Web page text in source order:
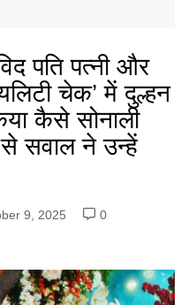
पति पत्नी और
चेक’ में दुल्हन
कैसे सोनाली
सवाल ने उन्हें
9, 2025
0